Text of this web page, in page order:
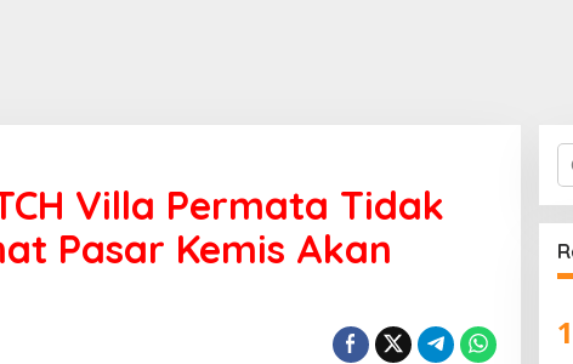
Villa Permata Tidak
Pasar Kemis Akan
1